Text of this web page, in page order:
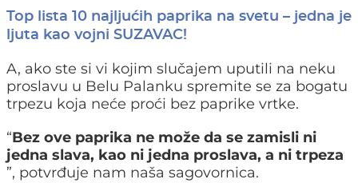
Top lista 10 najljućih paprika na svetu – jedna je
ljuta kao vojni SUZAVAC!
A, ako ste si vi kojim slučajem uputili na neku
proslavu u Belu Palanku spremite se za bogatu
trpezu koja neće proći bez paprike vrtke.
“Bez ove paprika ne može da se zamisli ni
jedna slava, kao ni jedna proslava, a ni trpeza
”, potvrđuje nam naša sagovornica.